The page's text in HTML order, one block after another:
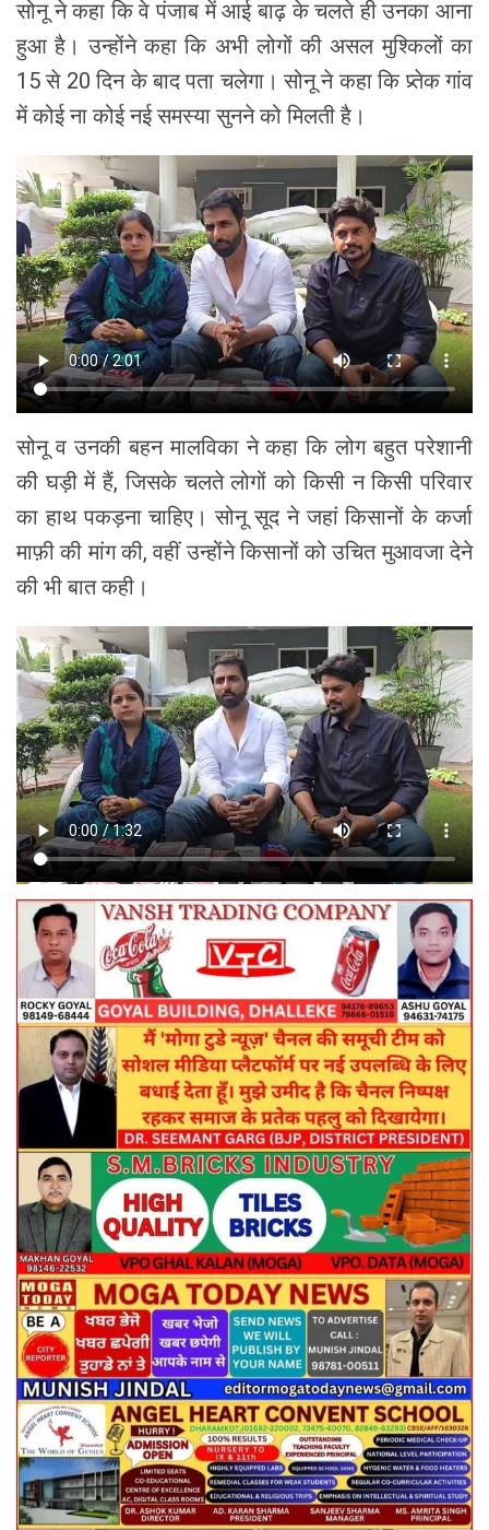
सोनू ने कहा कि वे पंजाब में आई बाढ़ के चलते ही उनका आना
हुआ है। उन्होंने कहा कि अभी लोगों की असल मुश्किलों का
15 से 20 दिन के बाद पता चलेगा। सोनू ने कहा कि प्र्तेक गांव
में कोई ना कोई नई समस्या सुनने को मिलती है।
सोनू व उनकी बहन मालविका ने कहा कि लोग बहुत परेशानी
की घड़ी में हैं, जिसके चलते लोगों को किसी न किसी परिवार
का हाथ पकड़ना चाहिए। सोनू सूद ने जहां किसानों के कर्जा
माफ़ी की मांग की, वहीं उन्होंने किसानों को उचित मुआवजा देने
की भी बात कही।